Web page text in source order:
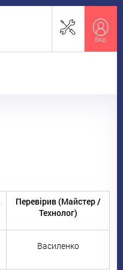
Перевірив (Майстер /
Технолог)
Василенко